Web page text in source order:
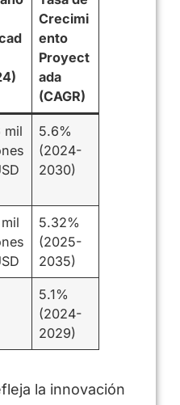
Crecimi
ento
Proyect
ada
(CAGR)
mil
5.6%
(2024-
2030)
5.32%
(2025-
2035)
5.1%
(2024-
2029)
la innovación